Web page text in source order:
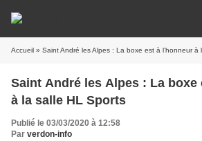
Accueil » Saint André les Alpes : La boxe est à l’honneur à
Saint André les Alpes : La boxe
à la salle HL Sports
Publié le 03/03/2020 à 12:58
Par verdon-info